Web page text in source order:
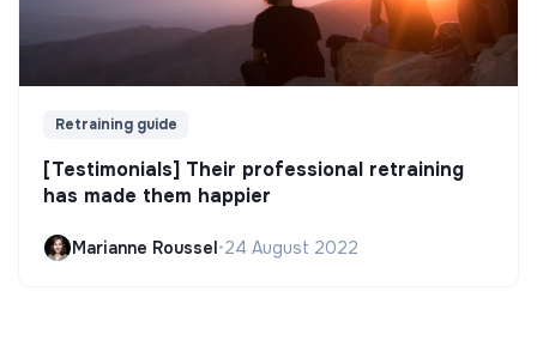
Retraining guide
[Testimonials] Their professional retraining
has made them happier
Marianne Roussel•24 August 2022